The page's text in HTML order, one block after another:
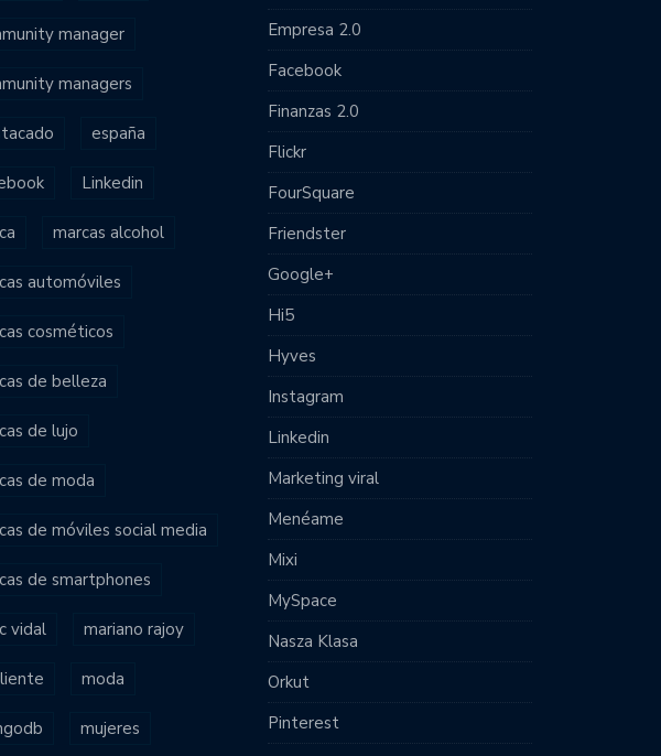
manager
managers
españa
Linkedin
marcas alcohol
automóviles
cosméticos
de belleza
de lujo
de moda
de móviles social media
de smartphones
vidal mariano rajoy
moda
mujeres
Empresa 2.0
Facebook
Finanzas 2.0
Flickr
FourSquare
Friendster
Google+
Hi5
Hyves
Instagram
Linkedin
Marketing viral
Menéame
Mixi
MySpace
Nasza Klasa
Orkut
Pinterest